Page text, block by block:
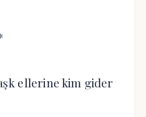
ellerine kim gider